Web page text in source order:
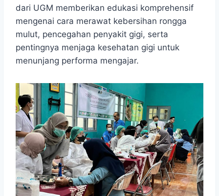
dari UGM memberikan edukasi komprehensif
mengenai cara merawat kebersihan rongga
mulut, pencegahan penyakit gigi, serta
pentingnya menjaga kesehatan gigi untuk
menunjang performa mengajar.